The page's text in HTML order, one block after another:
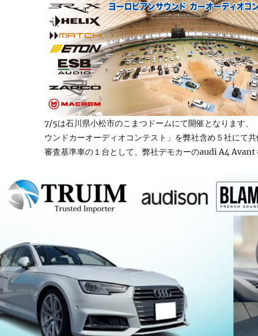
7/5は石川県小松市のこまつドームにて開催となります、
ウンドカーオーディオコンテスト」を弊社含め５社にて共
審査基準車の１台として、弊社デモカーのaudi A4 Avant